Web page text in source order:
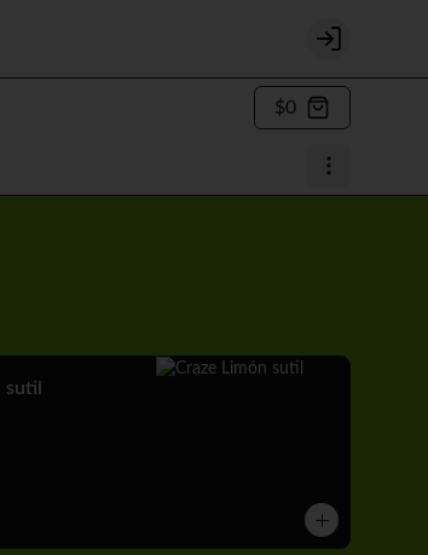
Login
$0
sutil